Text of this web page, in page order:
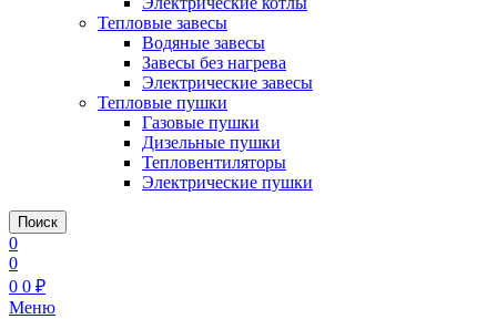
Тепловые завесы
Водяные завесы
Завесы без нагрева
Электрические завесы
Тепловые пушки
Газовые пушки
Дизельные пушки
Тепловентиляторы
Электрические пушки
Поиск
0
0
0 0 ₽
Меню